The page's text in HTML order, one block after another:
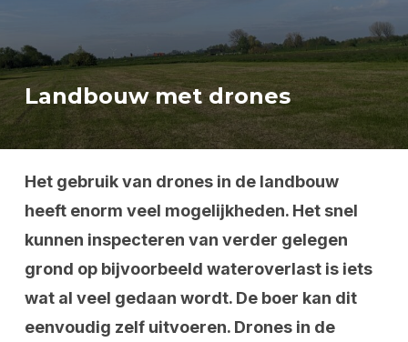
Landbouw met drones
Het gebruik van drones in de landbouw
heeft enorm veel mogelijkheden. Het snel
kunnen inspecteren van verder gelegen
grond op bijvoorbeeld wateroverlast is iets
wat al veel gedaan wordt. De boer kan dit
eenvoudig zelf uitvoeren. Drones in de